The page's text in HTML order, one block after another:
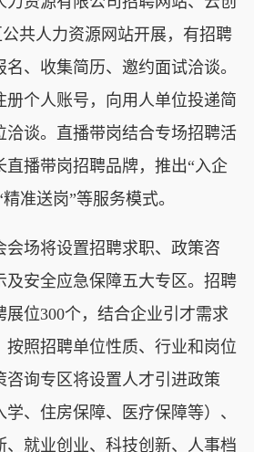
共人力资源网站开展，有招聘
、收集简历、邀约面试洽谈。
册个人账号，向用人单位投递简
洽谈。直播带岗结合专场招聘活
直播带岗招聘品牌，推出“入企
准送岗”等服务模式。
场将设置招聘求职、政策咨
及安全应急保障五大专区。招聘
展位300个，结合企业引才需求
按照招聘单位性质、行业和岗位
咨询专区将设置人才引进政策
学、住房保障、医疗保障等）、
、就业创业、科技创新、人事档